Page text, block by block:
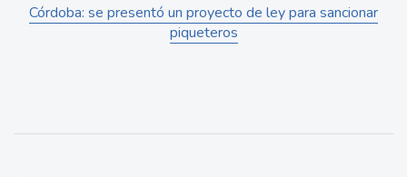
Córdoba: se presentó un proyecto de ley para sancionar
piqueteros